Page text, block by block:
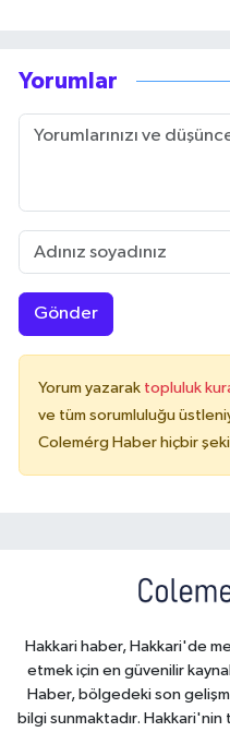
Yorumlar
Gönder
Yorum yazarak topluluk
ve tüm sorumluluğu
Colemérg Haber hiçbir
Hakkari haber, Hakkari'de
etmek için en güvenilir
Haber, bölgedeki son
bilgi sunmaktadır.